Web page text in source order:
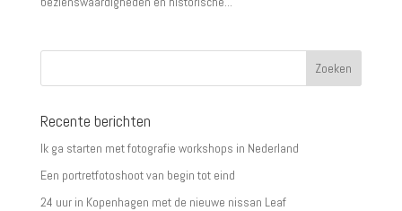
Recente berichten
Ik ga starten met fotografie workshops in Nederland
Een portretfotoshoot van begin tot eind
24 uur in Kopenhagen met de nieuwe nissan Leaf